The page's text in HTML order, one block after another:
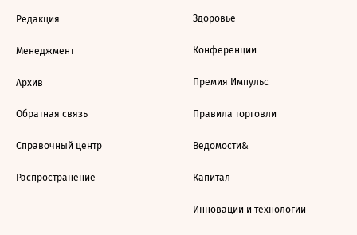
Редакция
Менеджмент
Архив
Обратная связь
Справочный центр
Распространение
Здоровье
Конференции
Премия Импульс
Правила торговли
Ведомости&
Капитал
Инновации и технологии